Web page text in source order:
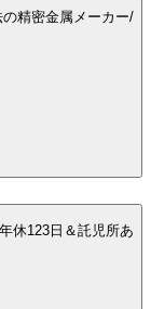
精密金属メーカー/
休123日＆託児所あ